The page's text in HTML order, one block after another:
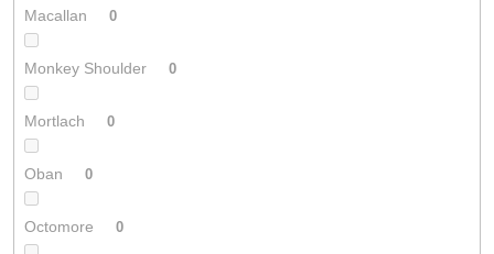
Macallan 0
Monkey Shoulder 0
Mortlach 0
Oban 0
Octomore 0